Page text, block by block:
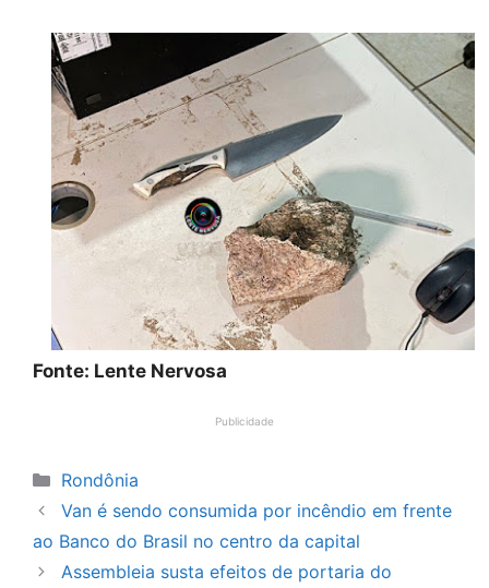
Fonte: Lente Nervosa
Publicidade
Categorias
Rondônia
Van é sendo consumida por incêndio em frente
ao Banco do Brasil no centro da capital
Assembleia susta efeitos de portaria do